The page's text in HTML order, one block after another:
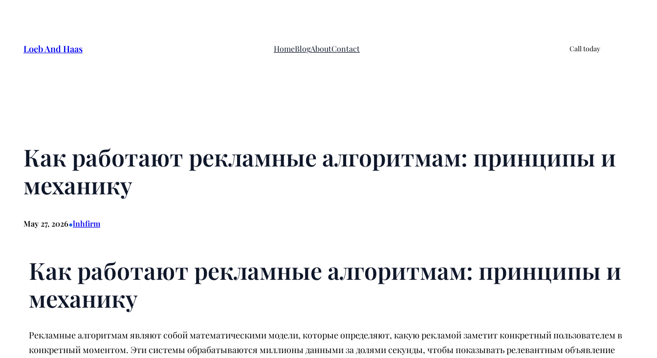
Loeb And Haas HomeBlogAboutContact Call today
Как работают рекламные алгоритмам: принципы и
механику
May 27, 2026•lnhfirm
Как работают рекламные алгоритмам: принципы и
механику
Рекламные алгоритмам являют собой математическими модели, которые определяют, какую рекламой заметит конкретный пользователем в
конкретный моментом. Эти системы обрабатываются миллионы данными за долями секунды, чтобы показывать релевантным объявление